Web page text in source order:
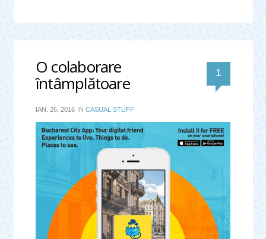
O colaborare
întâmplătoare 1
IAN. 26, 2016 IN CASUAL STUFF